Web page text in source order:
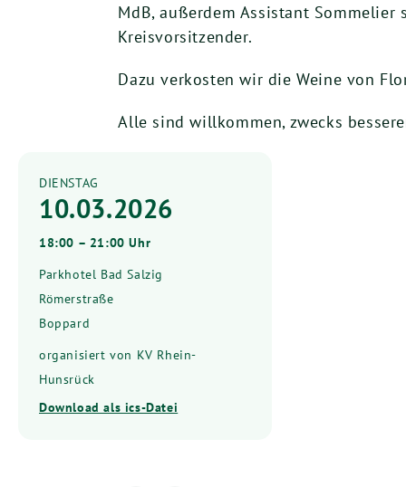
MdB, außerdem Assistant
Kreisvorsitzender.
Dazu verkosten wir die Weine von
Alle sind willkommen, zwecks
DIENSTAG
10.03.2026
18:00 – 21:00 Uhr
Parkhotel Bad Salzig
Römerstraße
Boppard
organisiert von KV Rhein-
Hunsrück
Download als ics-Datei